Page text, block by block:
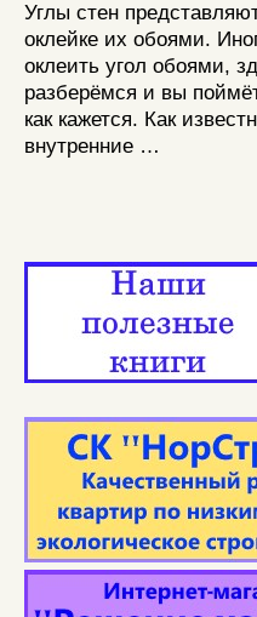
Углы стен
оклейке их обоями.
оклеить угол обоями,
разберёмся и вы
как кажется. Как
внутренние …